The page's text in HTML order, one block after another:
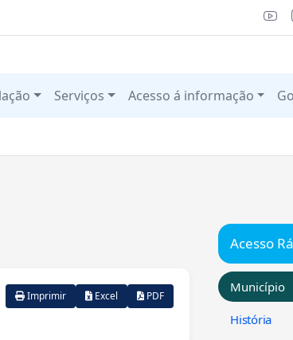
Serviços Acesso á informação
Imprimir Excel PDF
Acesso
Município
História